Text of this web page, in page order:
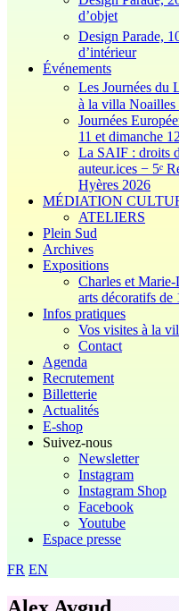
d’objet
Design Parade,
d’intérieur
Événements
Les Journées du
à la villa Noailles
Journées
11 et dimanche
La SAIF : droits
auteur.ices − 5ᵉ
Hyères 2026
MÉDIATION
ATELIERS
Plein Sud
Archives
Expositions
Charles et
arts décoratifs de
Infos pratiques
Vos visites à la
Contact
Agenda
Recrutement
Billetterie
Actualités
E-shop
Suivez-nous
Newsletter
Instagram
Instagram Shop
Facebook
Youtube
Espace presse
FR EN